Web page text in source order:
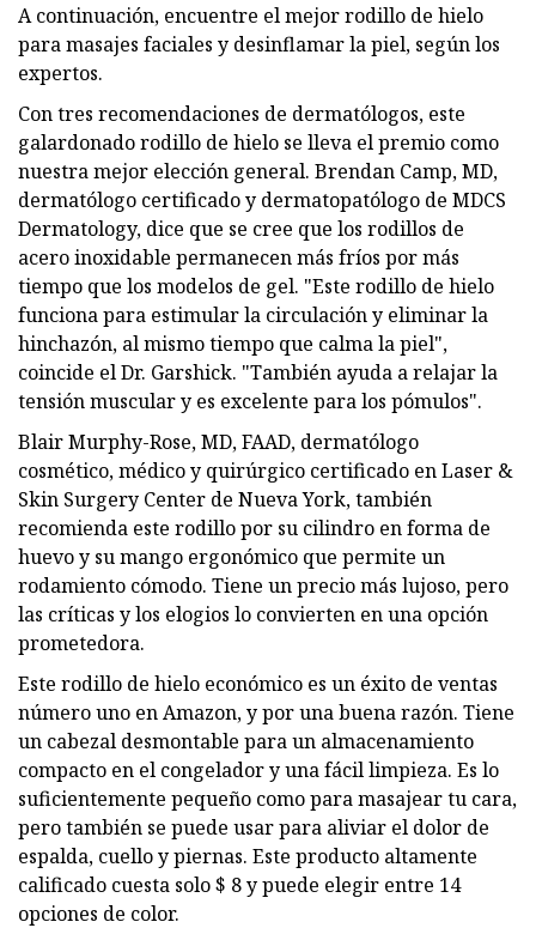
A continuación, encuentre el mejor rodillo de hielo
para masajes faciales y desinflamar la piel, según los
expertos.
Con tres recomendaciones de dermatólogos, este
galardonado rodillo de hielo se lleva el premio como
nuestra mejor elección general. Brendan Camp, MD,
dermatólogo certificado y dermatopatólogo de MDCS
Dermatology, dice que se cree que los rodillos de
acero inoxidable permanecen más fríos por más
tiempo que los modelos de gel. "Este rodillo de hielo
funciona para estimular la circulación y eliminar la
hinchazón, al mismo tiempo que calma la piel",
coincide el Dr. Garshick. "También ayuda a relajar la
tensión muscular y es excelente para los pómulos".
Blair Murphy-Rose, MD, FAAD, dermatólogo
cosmético, médico y quirúrgico certificado en Laser &
Skin Surgery Center de Nueva York, también
recomienda este rodillo por su cilindro en forma de
huevo y su mango ergonómico que permite un
rodamiento cómodo. Tiene un precio más lujoso, pero
las críticas y los elogios lo convierten en una opción
prometedora.
Este rodillo de hielo económico es un éxito de ventas
número uno en Amazon, y por una buena razón. Tiene
un cabezal desmontable para un almacenamiento
compacto en el congelador y una fácil limpieza. Es lo
suficientemente pequeño como para masajear tu cara,
pero también se puede usar para aliviar el dolor de
espalda, cuello y piernas. Este producto altamente
calificado cuesta solo $ 8 y puede elegir entre 14
opciones de color.